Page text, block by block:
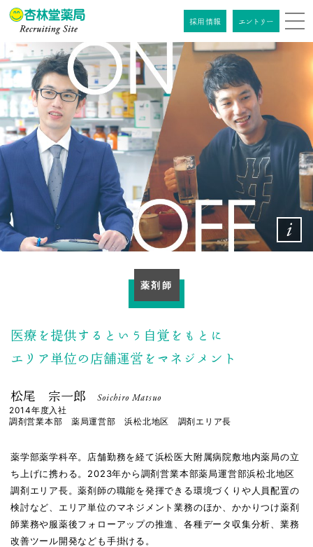
採用情報 エントリー
インターン
シップ情報
採用情報 エントリー
採⽤コンセプト
杏林堂について
杏林堂について
社長メッセージ
データでみる杏林堂
総合生活者ストア
地域貢献
職種紹介
職種紹介
先輩社員インタビュー
小笠原 伯奈 薬剤師
松尾 宗一郎 薬剤師
青木 真由美
古川 すみか 薬剤師
小笠原 悠馬 総合職
小杉 侑利子 総合職
社員研修制度
ワークライフバランス
Q&A
薬剤師
新卒採⽤の流れ
ビューティースタッフ・
会社説明会情報
募集要項
中途採⽤情報
高校生新卒採用情報
パート･アルバイト
採⽤に関するお問い合わせ
プライバシーポリシー
薬剤師
医療を提供するという自覚をもとに
エリア単位の店舗運営をマネジメント
松尾 宗一郎 Soichiro Matsuo
2014年度入社
調剤営業本部 薬局運営部 浜松北地区 調剤エリア長
薬学部薬学科卒。店舗勤務を経て浜松医大附属病院敷地内薬局の立
ち上げに携わる。2023年から調剤営業本部薬局運営部浜松北地区
調剤エリア長。薬剤師の職能を発揮できる環境づくりや人員配置の
検討など、エリア単位のマネジメント業務のほか、かかりつけ薬剤
師業務や服薬後フォローアップの推進、各種データ収集分析、業務
改善ツール開発なども手掛ける。